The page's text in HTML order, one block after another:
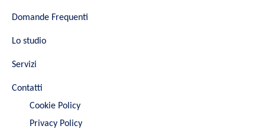
Domande Frequenti
Lo studio
Servizi
Contatti
Cookie Policy
Privacy Policy